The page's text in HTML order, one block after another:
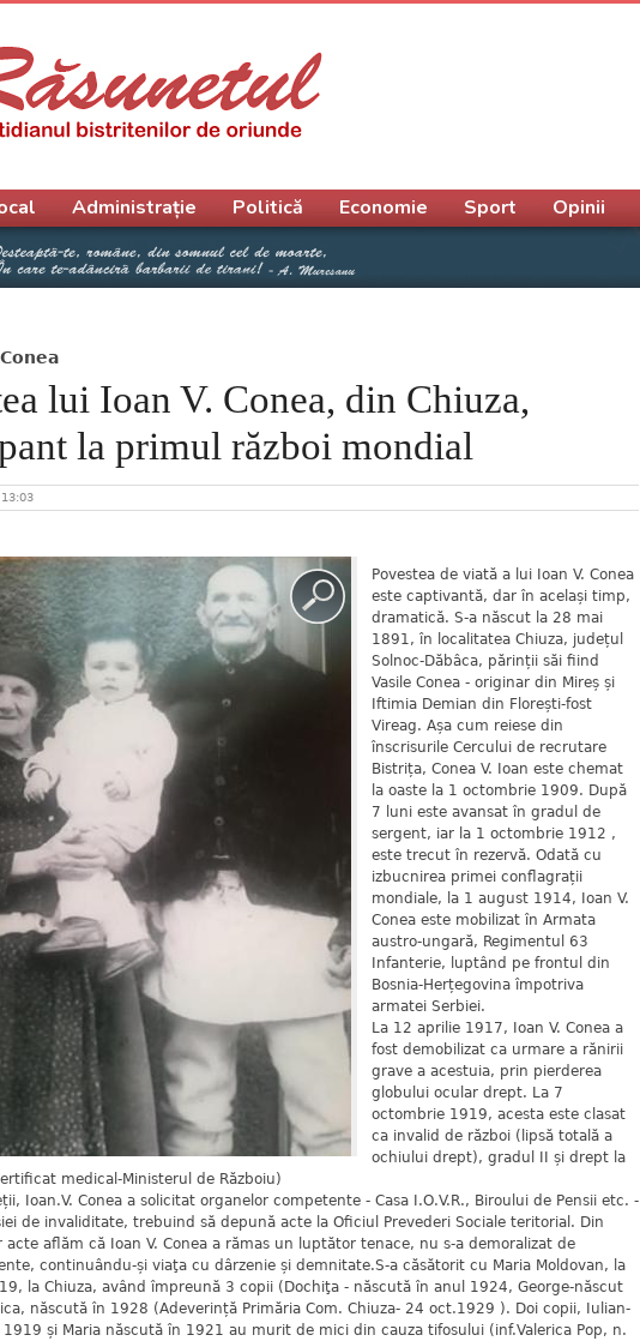
lui Ioan V. Conea, din Chiuza,
la primul război mondial
Povestea de viată a lui Ioan V. Conea
este captivantă, dar în același timp,
dramatică. S-a născut la 28 mai
1891, în localitatea Chiuza, județul
Solnoc-Dăbâca, părinții săi fiind
Vasile Conea - originar din Mireș și
Iftimia Demian din Florești-fost
Vireag. Așa cum reiese din
înscrisurile Cercului de recrutare
Bistrița, Conea V. Ioan este chemat
la oaste la 1 octombrie 1909. După
7 luni este avansat în gradul de
sergent, iar la 1 octombrie 1912 ,
este trecut în rezervă. Odată cu
izbucnirea primei conflagrații
mondiale, la 1 august 1914, Ioan V.
Conea este mobilizat în Armata
austro-ungară, Regimentul 63
Infanterie, luptând pe frontul din
Bosnia-Herțegovina împotriva
armatei Serbiei.
La 12 aprilie 1917, Ioan V. Conea a
fost demobilizat ca urmare a rănirii
grave a acestuia, prin pierderea
globului ocular drept. La 7
octombrie 1919, acesta este clasat
ca invalid de război (lipsă totală a
ochiului drept), gradul II și drept la
medical-Ministerul de Războiu)
Ioan.V. Conea a solicitat organelor competente - Casa I.O.V.R., Biroului de Pensii etc. -
de invaliditate, trebuind să depună acte la Oficiul Prevederi Sociale teritorial. Din
acte aflăm că Ioan V. Conea a rămas un luptător tenace, nu s-a demoralizat de
continuându-și viaţa cu dârzenie și demnitate.S-a căsătorit cu Maria Moldovan, la
la Chiuza, având împreună 3 copii (Dochiţa - născută în anul 1924, George-născut
născută în 1928 (Adeverință Primăria Com. Chiuza- 24 oct.1929 ). Doi copii, Iulian-
și Maria născută în 1921 au murit de mici din cauza tifosului (inf.Valerica Pop, n.
Administrație Politică Economie Sport Opinii